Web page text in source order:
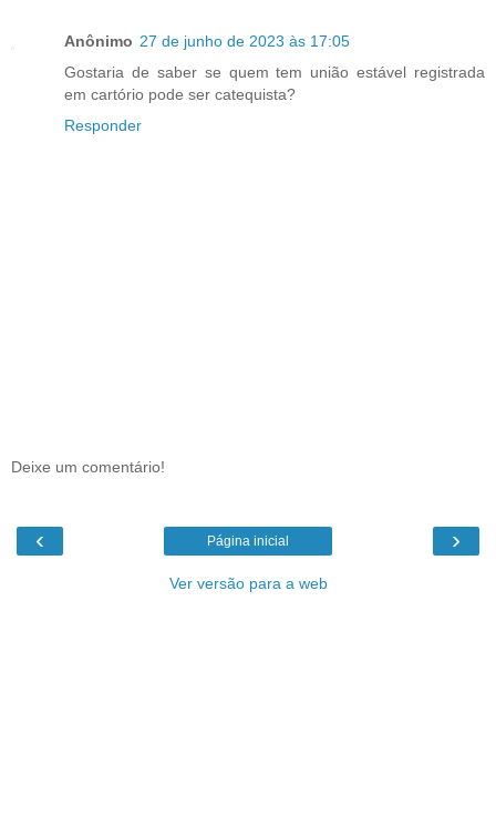
Anônimo 27 de junho de 2023 às 17:05
Gostaria de saber se quem tem união estável registrada
em cartório pode ser catequista?
Responder
Deixe um comentário!
‹ ›
Página inicial
Ver versão para a web